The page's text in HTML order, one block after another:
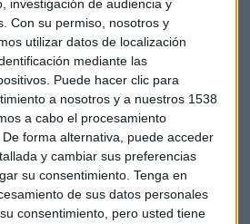
investigación de audiencia y
Con su permiso, nosotros y
utilizar datos de localización
mediante las
Puede hacer clic para
a nosotros y a nuestros 1538
a cabo el procesamiento
forma alternativa, puede acceder
y cambiar sus preferencias
su consentimiento. Tenga en
de sus datos personales
consentimiento, pero usted tiene
a la baja pero no sabemos la
dice el experto quien explica
españolesy otros títulos de la
títulos comoAirbus o Apple.
Bancos Mercados
ortega